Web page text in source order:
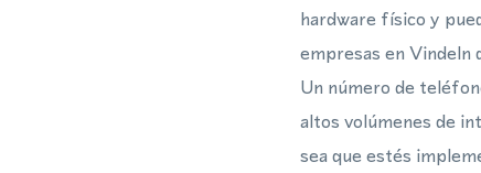
hardware físico y
empresas en Vindeln
Un número de
altos volúmenes de
sea que estés